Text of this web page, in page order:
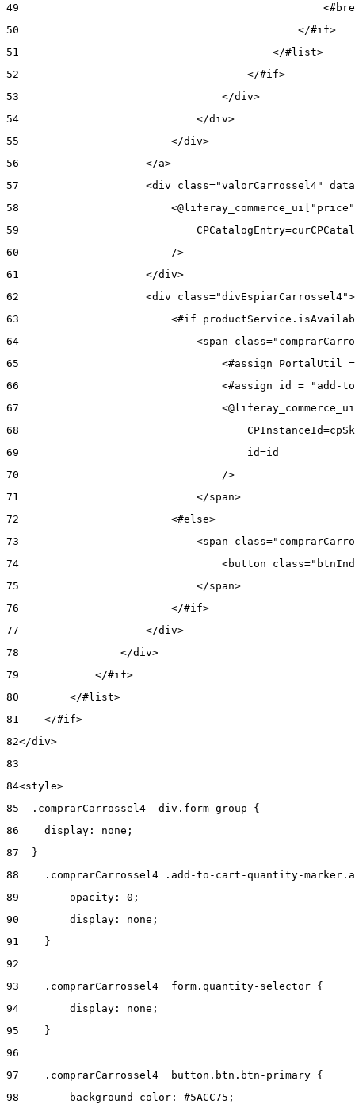
49
50
                                            </#if>
51
                                        </#list>
52
                                    </#if>
53
                                </div>
54
                            </div>
55
                        </div>
56
                    </a>
57
<div class="valorCarrossel4"
58
59
60
                        />
61
                    </div>
62
<div
63
<#if
64
<span
65
<#assign PortalUtil
66
<#assign id = "add-
67
68
69
                                    id=id
70
                                />
71
                            </span>
72
                        <#else>
73
<span
74
<button
75
                            </span>
76
                        </#if>
77
                    </div>
78
                </div>
79
            </#if>
80
        </#list>
81
    </#if>
82</div>
83
84<style>
85
  .comprarCarrossel4  div.form-group {
86
    display: none;
87
  }
88
.comprarCarrossel4 .add-to-cart-quantity-
89
        opacity: 0;
90
        display: none;
91
    }
92
93
    .comprarCarrossel4  form.quantity-selector {
94
        display: none;
95
    }
96
97
    .comprarCarrossel4  button.btn.btn-primary {
98
        background-color: #5ACC75;